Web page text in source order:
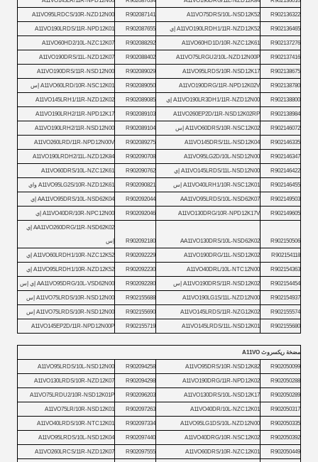
R902136322
A11VO75DRS/10L-NSD12K52
R902087141
A11VO95LRDCS/10R-NZD12N00
R902136465 A11VO190LRDH1/11R-NZD12K52 إي R902087655
A11VO190LRDS/11R-NPD12K01
R902137276
A11VO60HD1D/10R-NZC12K61
R902088292
A11VO60HD2/10L-NZC12K07
R902137416
A11VO75LRGU2/10L-NZD12N00P
R902088402
A11VO190DRS/11L-NZD12K07
R902138675
A11VO95LRDS/10R-NSD12K17
R902089029
A11VO190DRS/11R-NSD12N00
R902138780
A11VO190DRG/11R-NPD12K02V
R902089050 A11VO60LRD/10R-NSC12K01 إس
R902138800 A11VO190LR3DH1/11R-NZD12N00 إي R902089085
A11VO145LRH1/11R-NZD12K02
R902138984
A11VO260EP2D/11R-NSD12K02RP
R902089103
A11VO190LRH2/11R-NPD12K17
R902146072 A11VO60DRS/10R-NSC12K02 إس R902089104
A11VO190LRH2/11R-NSD12N00
R902146335
A11VO145DRS/11L-NSD12K04
R902089275
A11VO260LRD/11R-NPD12N00V
R902146347
A11VO95LG2D/10L-NSD12N00
R902090708
A11VO190LRDH2/11L-NZD12K84
R902146422 A11VO145LRDS/11L-NSD12N00 إي R902090762
A11VO60DRS/10L-NZC12K61
R902146455 A11VO40LRH1/10R-NSC12K01 إس R902090821 A11VO95LG2S/10R-NZD12K61 واي
R902149503
AA11VO95LRDS/10L-NSD62K07
R902092044 AA11VO95DRS/10L-NSD62K04 إي
R902149605
A11VO130DRG/10R-NPD12K17V
R902092046 A11VO40DR/10R-NPC12N00 إي
R902150506
AA11VO130DRS/10L-NSD62K02
R902092180
AA11VO260DRG/11R-NSD62K02 إي
إس
R902154118
A11VO190DRG/11L-NSD12K02
R902092229 A11VO60LRDH1/10R-NZC12K52 إي
R902154363
A11VO40DRL/10L-NTC12N00
R902092230 A11VO95LRDH1/10R-NZD12K52 إي
R902154454 A11VO190DRS/11R-NSD12K02 إس R902092280 AA11VO95DRG/10L-VSD62N00 إي إس
R902154937
A11VO190LG1S/11L-NZD12N00
R902155688 A11VO75LRDS/10R-NSD12N00 إس
R902155574
A11VO145LRDS/11R-NZG12K02
R902155690 A11VO75LRDS/10R-NSD12N00 إس
R902155680
A11VO145LRDS/11L-NSD12K01
R902155719
A11VO145EP2D/11R-NPD12N00P
مضخة ريكسروث A11VO
R902050099
A11VO95DRS/10R-NSD12K82
R902094258
A11VO95LRDS/10L-NSD12N00
R902050288
A11VO190DRG/11R-NPD12K02
R902094298
A11VO130LRDS/10R-NZD12K07
R902050289
A11VO130DRS/10L-NSD12K17
R902096203
A11VO75LRDU2/10R-NSD12K01P
R902050317
A11VO40DR/10L-NZC12K01
R902097263
A11VO75LR/10R-NSD12K01
R902050335
A11VO95LG1DS/10L-NZD12N00
R902097334
A11VO40LRDS/10R-NTC12K01
R902050392
A11VO40DRG/10R-NSC12K02
R902097440
A11VO95LRDS/10L-NSD12K04
R902050449
A11VO60DRS/10R-NZC12K01
R902097555
A11VO260LRCS/11R-NZD12K07